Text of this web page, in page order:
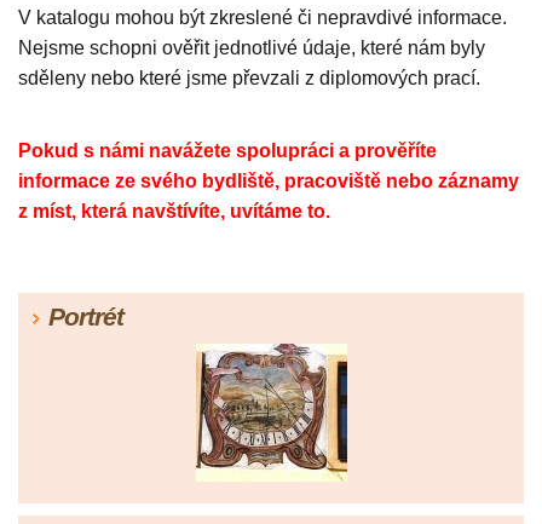
V katalogu mohou být zkreslené či nepravdivé informace.
Nejsme schopni ověřit jednotlivé údaje, které nám byly
sděleny nebo které jsme převzali z diplomových prací.
Pokud s námi navážete spolupráci a prověříte
informace ze svého bydliště, pracoviště nebo záznamy
z míst, která navštívíte, uvítáme to.
Portrét